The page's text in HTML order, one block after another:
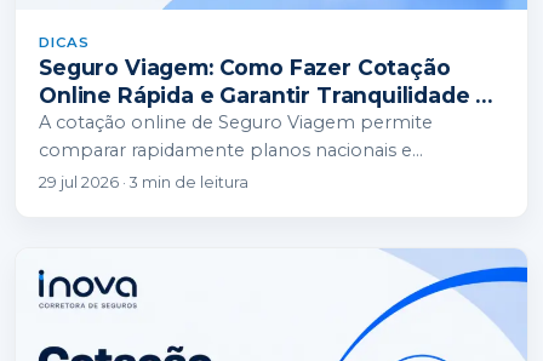
DICAS
Seguro Viagem: Como Fazer Cotação
Online Rápida e Garantir Tranquilidade na
Sua Viagem?
A cotação online de Seguro Viagem permite
comparar rapidamente planos nacionais e
internacionais, analisando valores, despesas médicas
29 jul 2026 · 3 min de leitura